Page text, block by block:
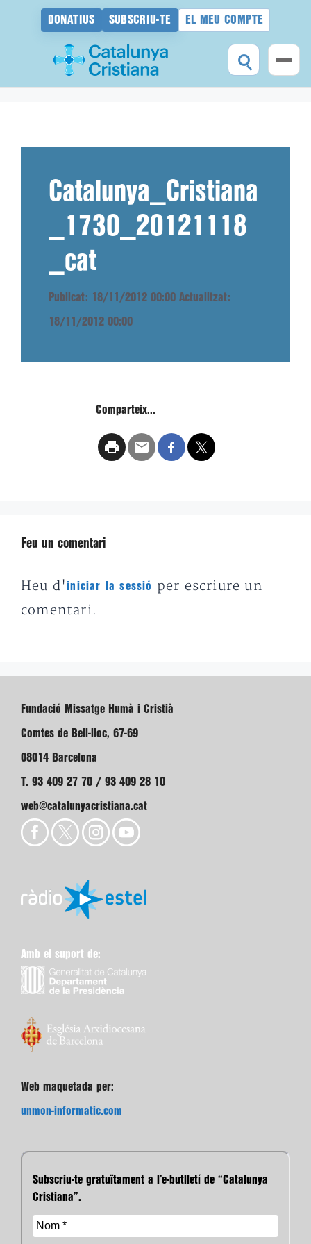
DONATIUS SUBSCRIU-TE EL MEU COMPTE
Catalunya_Cristiana
_1730_20121118
_cat
Publicat: 18/11/2012 00:00 Actualitzat:
18/11/2012 00:00
Comparteix...
Feu un comentari
Heu d'iniciar la sessió
per escriure un
comentari.
Fundació Missatge Humà i Cristià
Comtes de Bell-lloc, 67-69
08014 Barcelona
T. 93 409 27 70 / 93 409 28 10
web@catalunyacristiana.cat
Amb el suport de:
Web maquetada per:
unmon-informatic.com
Subscriu-te gratuïtament a l’e-butlletí de “Catalunya
Cristiana”.